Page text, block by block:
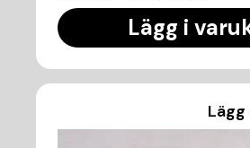
Lägg i